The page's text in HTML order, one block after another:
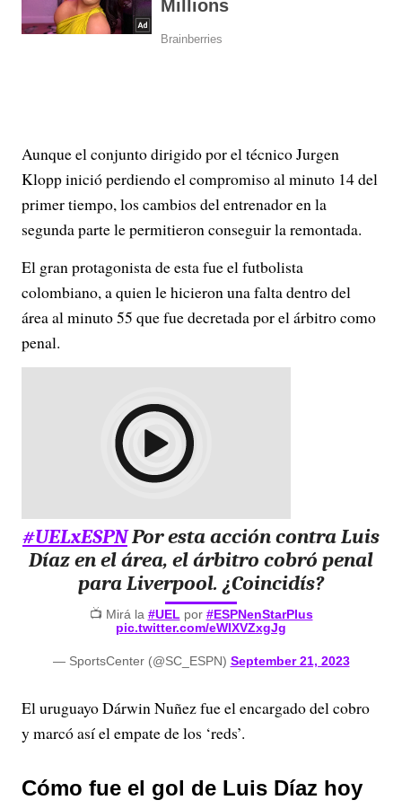
Aunque el conjunto dirigido por el técnico Jurgen
Klopp inició perdiendo el compromiso al minuto 14 del
primer tiempo, los cambios del entrenador en la
segunda parte le permitieron conseguir la remontada.
El gran protagonista de esta fue el futbolista
colombiano, a quien le hicieron una falta dentro del
área al minuto 55 que fue decretada por el árbitro como
penal.
#UELxESPNPor esta acción contra Luis
Díaz en el área, el árbitro cobró penal
para Liverpool. ¿Coincidís?
📺 Mirá la #UEL por #ESPNenStarPlus
pic.twitter.com/eWIXVZxgJg
— SportsCenter (@SC_ESPN) September 21, 2023
El uruguayo Dárwin Nuñez fue el encargado del cobro
y marcó así el empate de los ‘reds’.
Cómo fue el gol de Luis Díaz hoy